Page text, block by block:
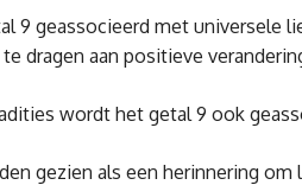
9 geassocieerd met universele
dragen aan positieve
wordt het getal 9 ook
gezien als een herinnering